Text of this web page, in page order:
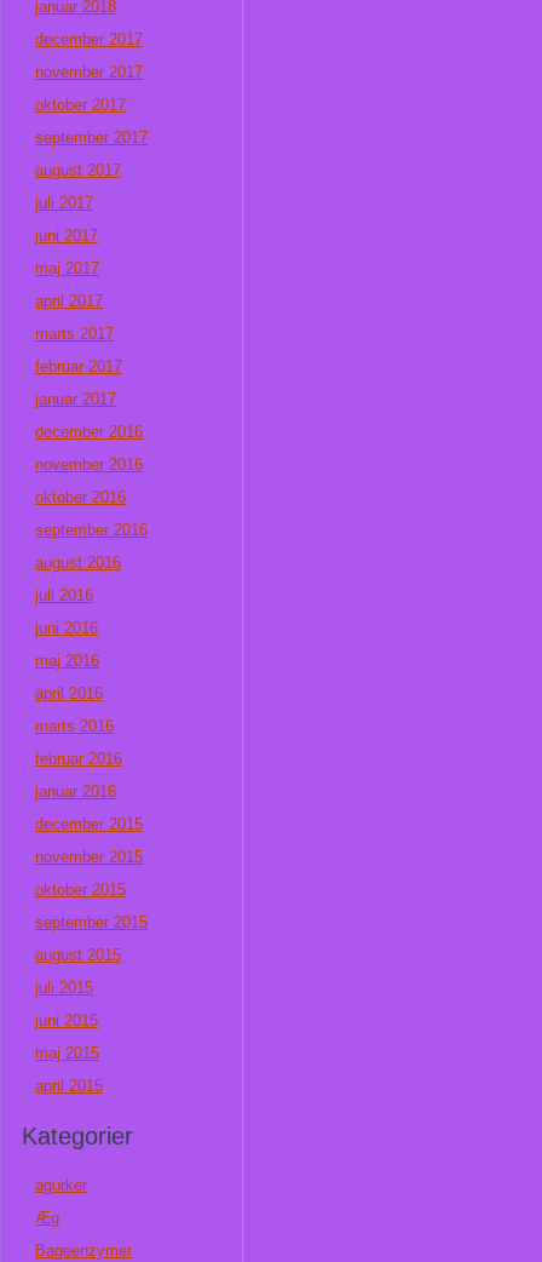
januar 2018
december 2017
november 2017
oktober 2017
september 2017
august 2017
juli 2017
juni 2017
maj 2017
april 2017
marts 2017
februar 2017
januar 2017
december 2016
november 2016
oktober 2016
september 2016
august 2016
juli 2016
juni 2016
maj 2016
april 2016
marts 2016
februar 2016
januar 2016
december 2015
november 2015
oktober 2015
september 2015
august 2015
juli 2015
juni 2015
maj 2015
april 2015
Kategorier
agurker
Æg
Bageenzymer